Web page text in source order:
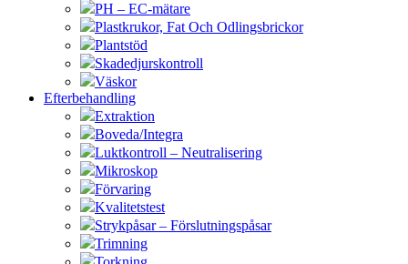
PH – EC-mätare
Plastkrukor, Fat Och Odlingsbrickor
Plantstöd
Skadedjurskontroll
Väskor
Efterbehandling
Extraktion
Boveda/Integra
Luktkontroll – Neutralisering
Mikroskop
Förvaring
Kvalitetstest
Strykpåsar – Förslutningspåsar
Trimning